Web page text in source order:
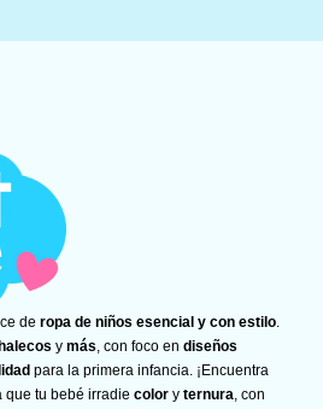
de ropa de niños esencial y con estilo.
y más, con foco en diseños
para la primera infancia. ¡Encuentra
que tu bebé irradie color y ternura, con